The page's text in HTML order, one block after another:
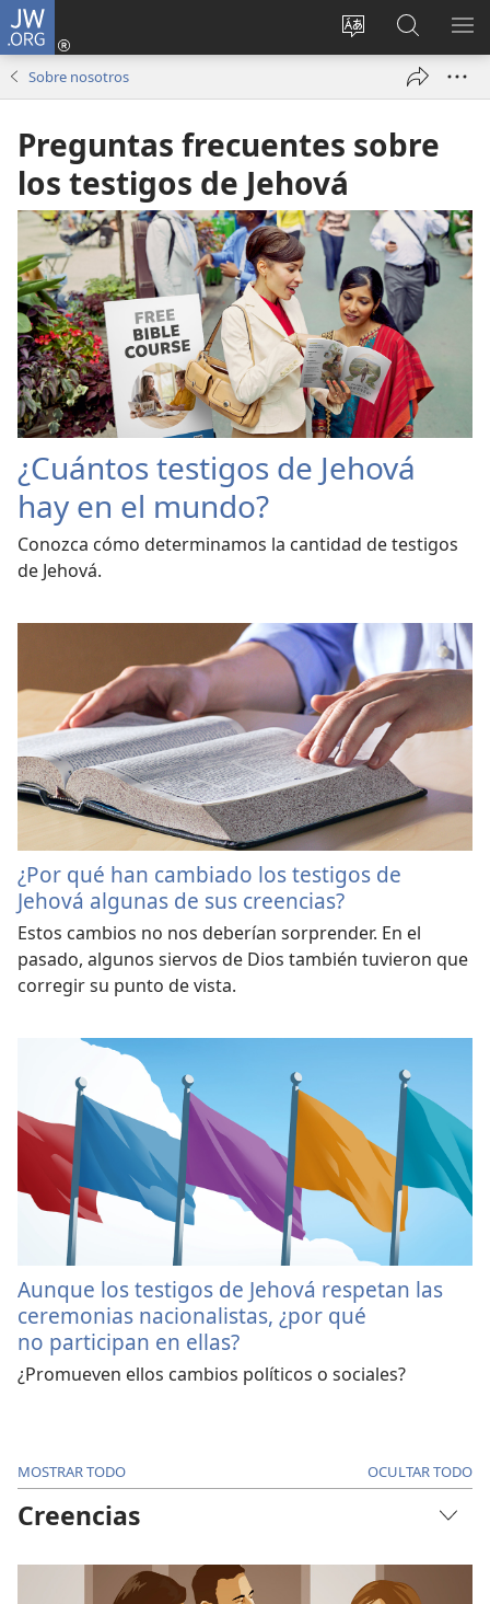
JW.ORG
Cambiar
del sitio
Iniciar
sesión
ventana)
en
jw.org
Sobre nosotros
Preguntas frecuentes sobre
los testigos de Jehová
¿Cuántos testigos de Jehová
hay en el mundo?
Conozca cómo determinamos la cantidad de testigos
de Jehová.
¿Por qué han cambiado los testigos de
Jehová algunas de sus creencias?
Estos cambios no nos deberían sorprender. En el
pasado, algunos siervos de Dios también tuvieron que
corregir su punto de vista.
Aunque los testigos de Jehová respetan las
ceremonias nacionalistas, ¿por qué
no participan en ellas?
¿Promueven ellos cambios políticos o sociales?
MOSTRAR TODO OCULTAR TODO
Creencias